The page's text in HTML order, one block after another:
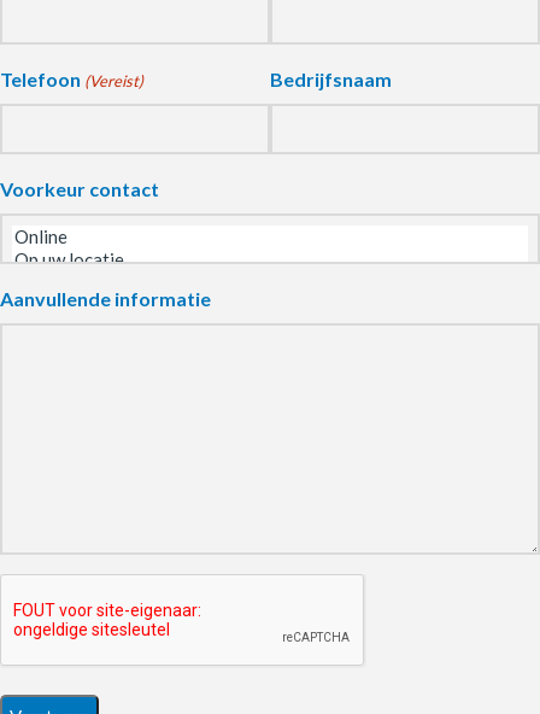
Telefoon (Vereist) Bedrijfsnaam
Voorkeur contact
Aanvullende informatie